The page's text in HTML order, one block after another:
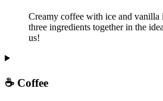
Creamy coffee with ice and vanilla
three ingredients together in the
us!
☕ Coffee